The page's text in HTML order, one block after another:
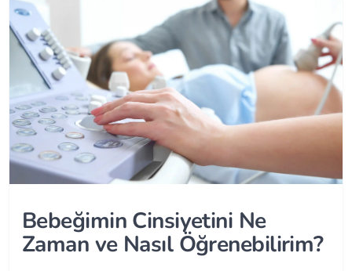
Bebeğimin Cinsiyetini Ne
Zaman ve Nasıl Öğrenebilirim?